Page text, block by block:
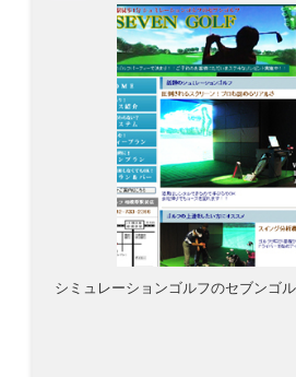
シミュレーションゴルフのセブンゴル